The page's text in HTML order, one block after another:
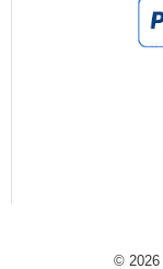
© 2026